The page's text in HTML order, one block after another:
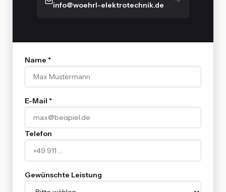
info@woehrl-elektrotechnik.de
Name *
E-Mail *
Telefon
Gewünschte Leistung